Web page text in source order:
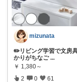
mizunata
✏️リビング学習で文房
かりがちなご ...
￥ 1,380～
2 0 61